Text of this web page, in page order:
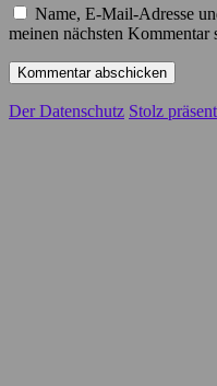
Name, E-Mail-Adresse
meinen nächsten Kommentar
Der Datenschutz Stolz